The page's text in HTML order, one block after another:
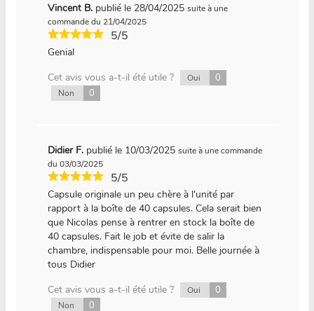
Vincent B. publié le 28/04/2025 suite à une
commande du 21/04/2025
5/5
Genial
Cet avis vous a-t-il été utile ?
Oui 0
Non 0
Didier F. publié le 10/03/2025 suite à une commande
du 03/03/2025
5/5
Capsule originale un peu chère à l'unité par
rapport à la boîte de 40 capsules. Cela serait bien
que Nicolas pense à rentrer en stock la boîte de
40 capsules. Fait le job et évite de salir la
chambre, indispensable pour moi. Belle journée à
tous Didier
Cet avis vous a-t-il été utile ?
Oui 0
Non 0